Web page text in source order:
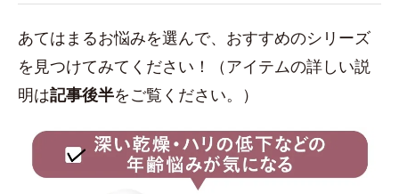
あてはまるお悩みを選んで、おすすめのシリーズ
を見つけてみてください！（アイテムの詳しい説
明は記事後半をご覧ください。）